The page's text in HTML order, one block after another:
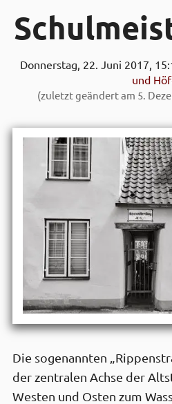
Donnerstag, 22. Juni 2017,
und
(zuletzt geändert am 5.
Die sogenannten
der zentralen Achse der
Westen und Osten zum